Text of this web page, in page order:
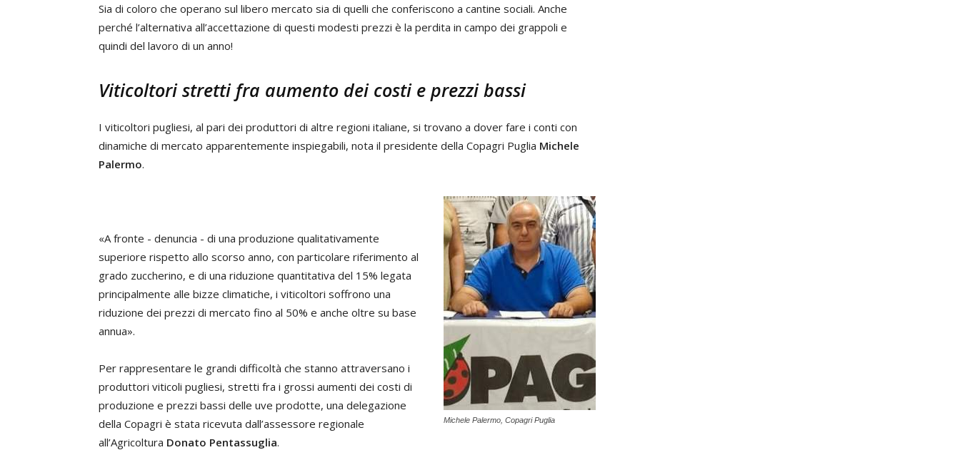
Sia di coloro che operano sul libero mercato sia di quelli che conferiscono a cantine sociali. Anche
perché l’alternativa all’accettazione di questi modesti prezzi è la perdita in campo dei grappoli e
quindi del lavoro di un anno!
Viticoltori stretti fra aumento dei costi e prezzi bassi
I viticoltori pugliesi, al pari dei produttori di altre regioni italiane, si trovano a dover fare i conti con
dinamiche di mercato apparentemente inspiegabili, nota il presidente della Copagri Puglia Michele
Palermo.
Michele Palermo, Copagri Puglia
«A fronte - denuncia - di una produzione qualitativamente
superiore rispetto allo scorso anno, con particolare riferimento al
grado zuccherino, e di una riduzione quantitativa del 15% legata
principalmente alle bizze climatiche, i viticoltori soffrono una
riduzione dei prezzi di mercato fino al 50% e anche oltre su base
annua».
Per rappresentare le grandi difficoltà che stanno attraversano i
produttori viticoli pugliesi, stretti fra i grossi aumenti dei costi di
produzione e prezzi bassi delle uve prodotte, una delegazione
della Copagri è stata ricevuta dall’assessore regionale
all’Agricoltura Donato Pentassuglia.